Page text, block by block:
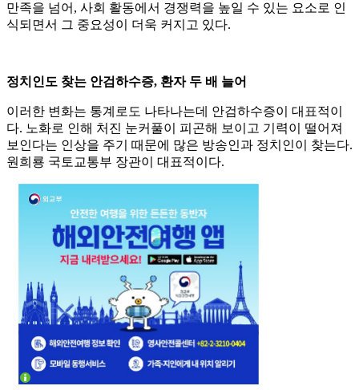
만족을 넘어, 사회 활동에서 경쟁력을 높일 수 있는 요소로 인
식되면서 그 중요성이 더욱 커지고 있다.
정치인도 찾는 안검하수증, 환자 두 배 늘어
이러한 변화는 통계로도 나타나는데 안검하수증이 대표적이
다. 노화로 인해 처진 눈커풀이 피곤해 보이고 기력이 떨어져
보인다는 인상을 주기 때문에 많은 방송인과 정치인이 찾는다.
원희룡 국토교통부 장관이 대표적이다.